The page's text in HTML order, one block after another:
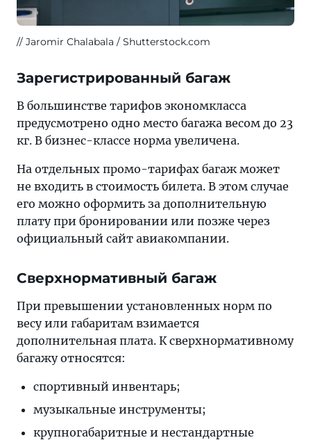
Jaromir Chalabala / Shutterstock.com
Зарегистрированный багаж
В большинстве тарифов экономкласса
предусмотрено одно место багажа весом до 23
кг. В бизнес-классе норма увеличена.
На отдельных промо-тарифах багаж может
не входить в стоимость билета. В этом случае
его можно оформить за дополнительную
плату при бронировании или позже через
официальный сайт авиакомпании.
Сверхнормативный багаж
При превышении установленных норм по
весу или габаритам взимается
дополнительная плата. К сверхнормативному
багажу относятся:
спортивный инвентарь;
музыкальные инструменты;
крупногабаритные и нестандартные